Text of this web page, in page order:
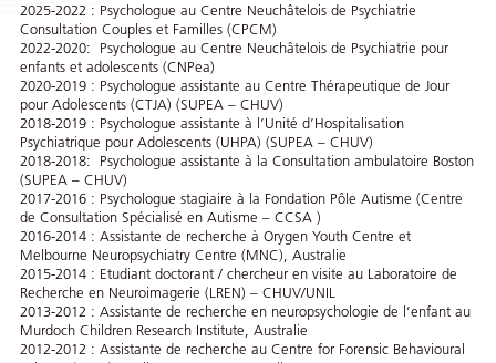
2025-2022 : Psychologue au Centre Neuchâtelois de Psychiatrie
Consultation Couples et Familles (CPCM)
2022-2020: Psychologue au Centre Neuchâtelois de Psychiatrie pour
enfants et adolescents (CNPea)
2020-2019 : Psychologue assistante au Centre Thérapeutique de Jour
pour Adolescents (CTJA) (SUPEA – CHUV)
2018-2019 : Psychologue assistante à l’Unité d’Hospitalisation
Psychiatrique pour Adolescents (UHPA) (SUPEA – CHUV)
2018-2018: Psychologue assistante à la Consultation ambulatoire Boston
(SUPEA – CHUV)
2017-2016 : Psychologue stagiaire à la Fondation Pôle Autisme (Centre
de Consultation Spécialisé en Autisme – CCSA )
2016-2014 : Assistante de recherche à Orygen Youth Centre et
Melbourne Neuropsychiatry Centre (MNC), Australie
2015-2014 : Etudiant doctorant / chercheur en visite au Laboratoire de
Recherche en Neuroimagerie (LREN) – CHUV/UNIL
2013-2012 : Assistante de recherche en neuropsychologie de l’enfant au
Murdoch Children Research Institute, Australie
2012-2012 : Assistante de recherche au Centre for Forensic Behavioural